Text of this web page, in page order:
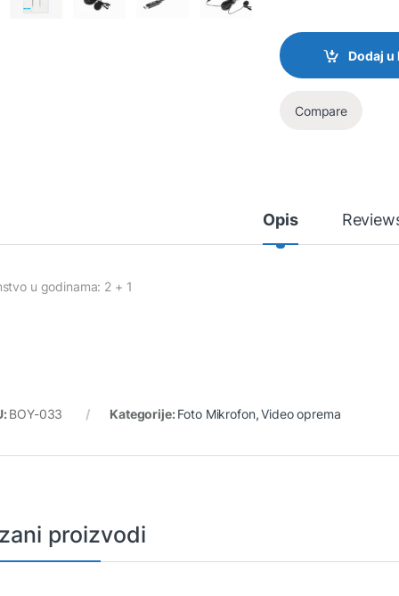
Dodaj u
Compare
Opis
u godinama: 2 + 1
BOY-033 Kategorije:Foto Mikrofon,Video oprema
proizvodi